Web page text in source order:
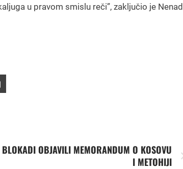
u pravom smislu reči”, zaključio je Nenad
OBJAVILI MEMORANDUM O KOSOVU
I METOHIJI